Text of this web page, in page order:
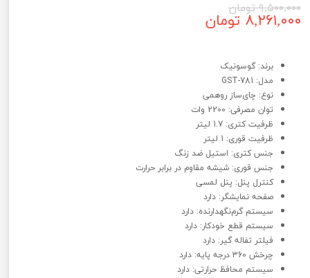
۹,۵۰۰,۰۰۰ تومان
۸,۲۶۱,۰۰۰ تومان
برند: گوسونیک
مدل: GST-781
نوع: چای‌ساز روهمی
توان مصرفی: 2200 وات
ظرفیت کتری: 1.7 لیتر
ظرفیت قوری: 1 لیتر
جنس کتری: استیل ضد زنگ
جنس قوری: شیشه مقاوم در برابر حرارت
کنترل پنل: پنل لمسی
صفحه نمایشگر: دارد
سیستم گرم‌نگهدارنده: دارد
سیستم قطع خودکار: دارد
فیلتر تفاله گیر: دارد
چرخش 360 درجه پایه: دارد
سیستم محافظ حرارتی: دارد